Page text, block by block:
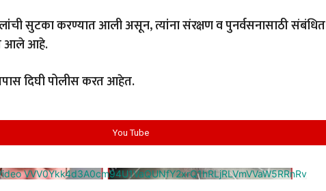
सुटका करण्यात आली असून, त्यांना संरक्षण व पुनर्वसनासाठी संबंधित
आले आहे.
दिघी पोलीस करत आहेत.
You Tube
VVV0Ykk4d3A0cm94U1VaQUNfY2xrQ1hRLjRLVmVVaW5RRnRv